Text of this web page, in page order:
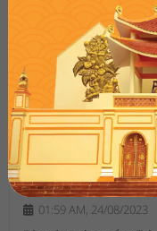
Hành trình thổi hồn
01:59 AM, 24/08/2023